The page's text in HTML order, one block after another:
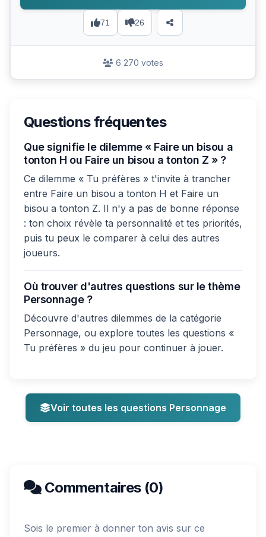
71 26
6 270 votes
Questions fréquentes
Que signifie le dilemme « Faire un bisou a
tonton H ou Faire un bisou a tonton Z » ?
Ce dilemme « Tu préfères » t'invite à trancher
entre Faire un bisou a tonton H et Faire un
bisou a tonton Z. Il n'y a pas de bonne réponse
: ton choix révèle ta personnalité et tes priorités,
puis tu peux le comparer à celui des autres
joueurs.
Où trouver d'autres questions sur le thème
Personnage ?
Découvre d'autres dilemmes de la catégorie
Personnage, ou explore toutes les questions «
Tu préfères » du jeu pour continuer à jouer.
Voir toutes les questions Personnage
Commentaires (0)
Sois le premier à donner ton avis sur ce